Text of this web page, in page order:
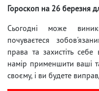
Гороскоп на 26 березня
Сьогодні може
почуваєтеся
права та захистіть
намір применшити ваші
своєму, і ви будете